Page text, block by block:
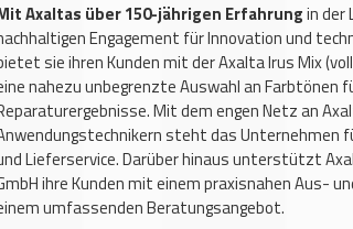
Axaltas über 150-jährigen Erfahrungin der
Engagement für Innovation und
sie ihren Kunden mit der Axalta Irus Mix
nahezu unbegrenzte Auswahl an Farbtönen
Mit dem engen Netz an
steht das Unternehmen
Lieferservice. Darüber hinaus unterstützt
ihre Kunden mit einem praxisnahen Aus-
umfassenden Beratungsangebot.